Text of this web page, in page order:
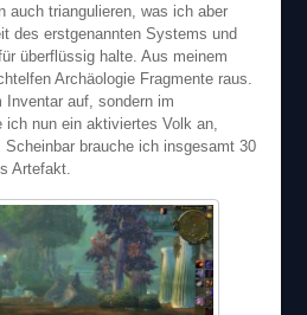
auch triangulieren, was ich aber
des erstgenannten Systems und
überflüssig halte. Aus meinem
Archäologie Fragmente raus.
Inventar auf, sondern im
nun ein aktiviertes Volk an,
brauche ich insgesamt 30
Artefakt.